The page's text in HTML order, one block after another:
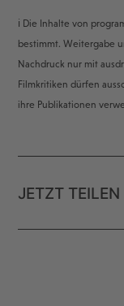
ℹ️ Die Inhalte von
bestimmt. Weitergabe
Nachdruck nur mit
Filmkritiken dürfen
ihre Publikationen
JETZT TEILEN